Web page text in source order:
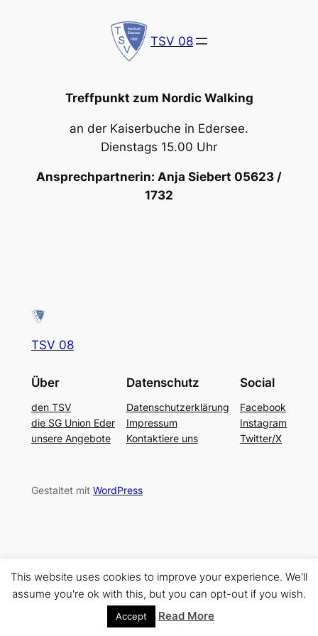
TSV 08
Treffpunkt zum Nordic Walking
an der Kaiserbuche in Edersee.
Dienstags 15.00 Uhr
Ansprechpartnerin: Anja Siebert 05623 /
1732
TSV 08
Über
den TSV
die SG Union Eder
unsere Angebote
Datenschutz
Datenschutzerklärung
Impressum
Kontaktiere uns
Social
Facebook
Instagram
Twitter/X
Gestaltet mit WordPress
This website uses cookies to improve your experience. We'll
assume you're ok with this, but you can opt-out if you wish.
Accept Read More